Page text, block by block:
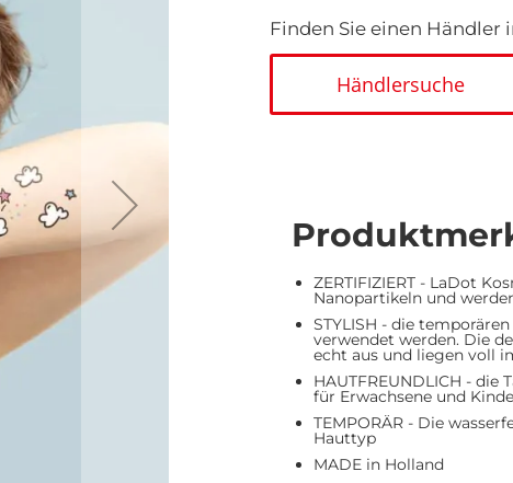
Finden Sie einen Händler
Händlersuche
ZERTIFIZIERT - LaDot
Nanopartikeln und
STYLISH - die
verwendet werden. Die
echt aus und liegen voll
HAUTFREUNDLICH -
für Erwachsene und
TEMPORÄR - Die
Hauttyp
MADE in Holland